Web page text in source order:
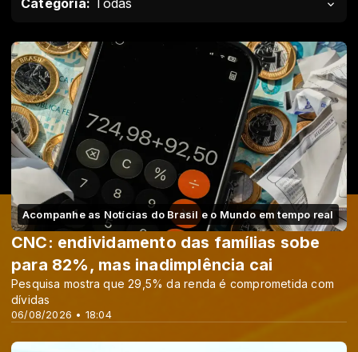
Categoria: Todas
Acompanhe as Notícias do Brasil e o Mundo em tempo real
06/08/2026 • 18:04
CNC: endividamento das famílias sobe
para 82%, mas inadimplência cai
Pesquisa mostra que 29,5% da renda é comprometida com
dívidas